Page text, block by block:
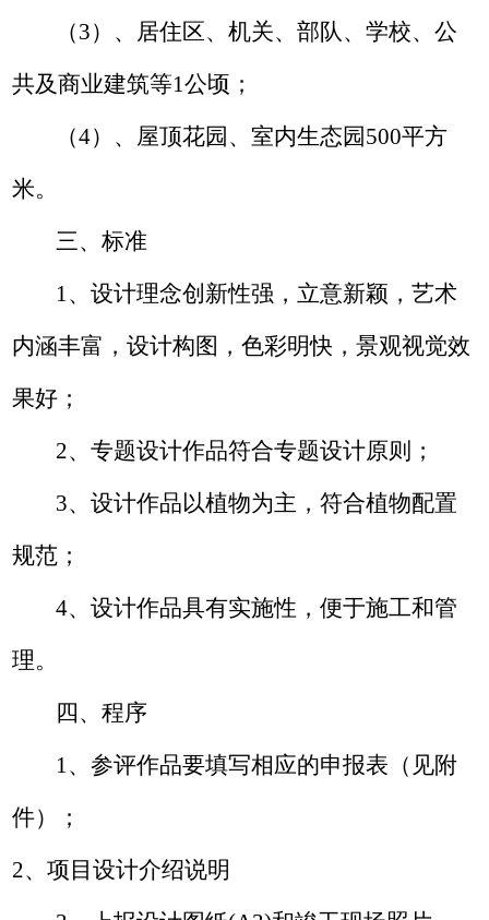
（3）、居住区、机关、部队、学校、公
共及商业建筑等1公顷；
（4）、屋顶花园、室内生态园500平方
米。
三、标准
1 、设计理念创新性强，立意新颖，艺术
内涵丰富，设计构图 ，色彩明快，景观视觉效
果好；
2、专题设计作品符合专题设计原则；
3、设计作品以植物为主，符合植物配置
规范；
4、设计作品具有实施性，便于施工和管
理。
四、程序
1 、参评作品要填写相应的申报表（见附
件）；
2、项目设计介绍说明